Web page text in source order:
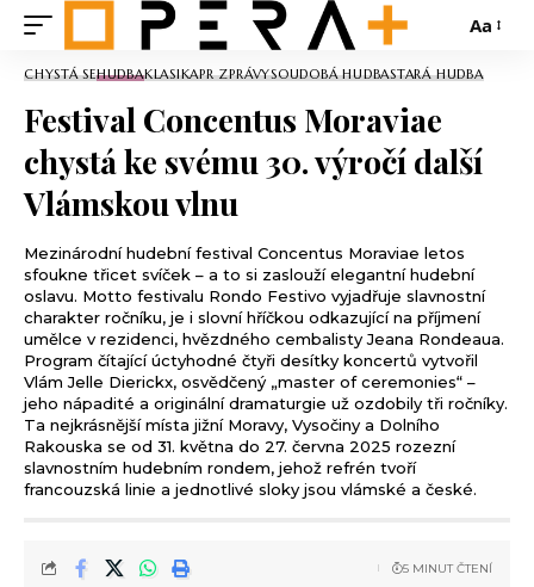
Aa
CHYSTÁ SEHUDBAKLASIKAPR ZPRÁVYSOUDOBÁ HUDBASTARÁ HUDBA
Festival Concentus Moraviae
chystá ke svému 30. výročí další
Vlámskou vlnu
Mezinárodní hudební festival Concentus Moraviae letos
sfoukne třicet svíček – a to si zaslouží elegantní hudební
oslavu. Motto festivalu Rondo Festivo vyjadřuje slavnostní
charakter ročníku, je i slovní hříčkou odkazující na příjmení
umělce v rezidenci, hvězdného cembalisty Jeana Rondeaua.
Program čítající úctyhodné čtyři desítky koncertů vytvořil
Vlám Jelle Dierickx, osvědčený „master of ceremonies“ –
jeho nápadité a originální dramaturgie už ozdobily tři ročníky.
Ta nejkrásnější místa jižní Moravy, Vysočiny a Dolního
Rakouska se od 31. května do 27. června 2025 rozezní
slavnostním hudebním rondem, jehož refrén tvoří
francouzská linie a jednotlivé sloky jsou vlámské a české.
5 MINUT ČTENÍ